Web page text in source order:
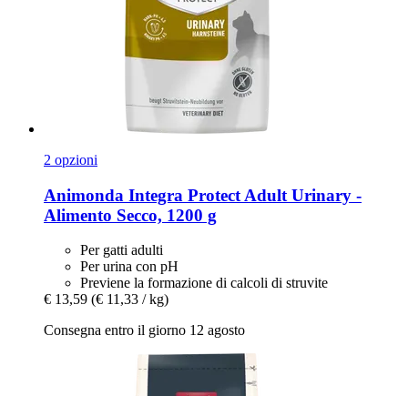
2 opzioni
Animonda Integra Protect Adult Urinary -​
Alimento Secco, 1200 g
Per gatti adulti
Per urina con pH
Previene la formazione di calcoli di struvite
€ 13,59 (€ 11,33 / kg)
Consegna entro il giorno 12 agosto